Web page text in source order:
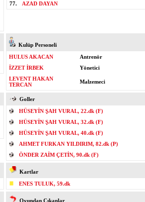
77.
AZAD DAYAN
Kulüp Personeli
HULUS AKACAN
Antrenör
İZZET İRBEK
Yönetici
LEVENT HAKAN
TERCAN
Malzemeci
Goller
HÜSEYİN ŞAH VURAL, 22.dk (F)
HÜSEYİN ŞAH VURAL, 32.dk (F)
HÜSEYİN ŞAH VURAL, 40.dk (F)
AHMET FURKAN YILDIRIM, 82.dk (P)
ÖNDER ZAİM ÇETİN, 90.dk (F)
Kartlar
ENES TULUK, 59.dk
Oyundan Çıkanlar